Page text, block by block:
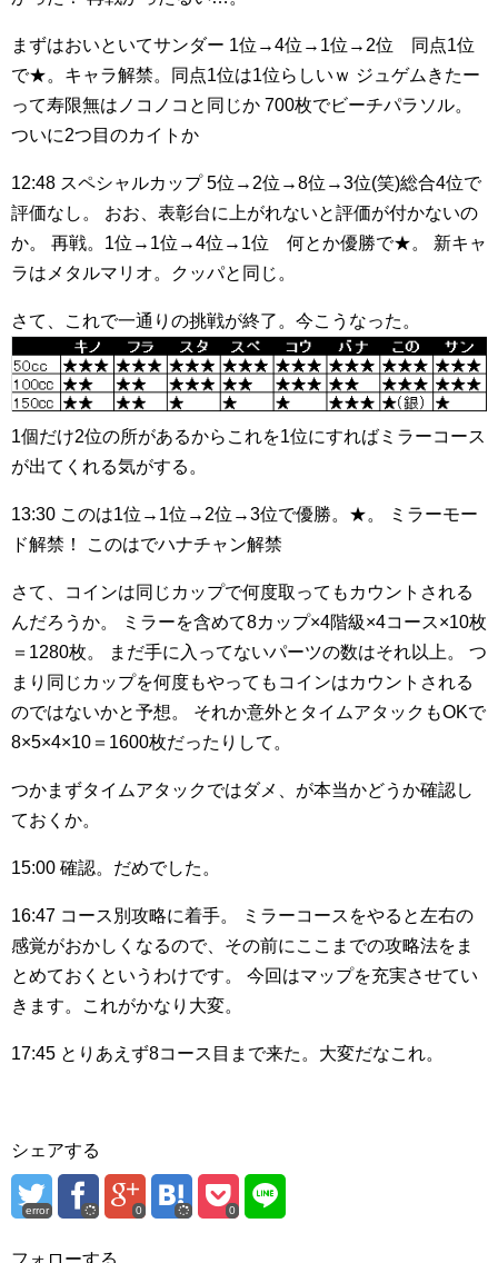
まずはおいといてサンダー 1位→4位→1位→2位 同点1位
で★。キャラ解禁。同点1位は1位らしいｗ ジュゲムきたー
って寿限無はノコノコと同じか 700枚でビーチパラソル。
ついに2つ目のカイトか
12:48 スペシャルカップ5位→2位→8位→3位(笑)総合4位で
評価なし。
おお、表彰台に上がれないと評価が付かないの
か。
再戦。1位→1位→4位→1位 何とか優勝で★。
新キャ
ラはメタルマリオ。クッパと同じ。
さて、これで一通りの挑戦が終了。今こうなった。
1個だけ2位の所があるからこれを1位にすればミラーコース
が出てくれる気がする。
13:30 このは1位→1位→2位→3位で優勝。★。
ミラーモー
ド解禁！
このはでハナチャン解禁
さて、コインは同じカップで何度取ってもカウントされる
んだろうか。
ミラーを含めて8カップ×4階級×4コース×10枚
＝1280枚。
まだ手に入ってないパーツの数はそれ以上。
つ
まり同じカップを何度もやってもコインはカウントされる
のではないかと予想。
それか意外とタイムアタックもOKで
8×5×4×10＝1600枚だったりして。
つかまずタイムアタックではダメ、が本当かどうか確認し
ておくか。
15:00 確認。だめでした。
16:47 コース別攻略に着手。
ミラーコースをやると左右の
感覚がおかしくなるので、その前にここまでの攻略法をま
とめておくというわけです。
今回はマップを充実させてい
きます。これがかなり大変。
17:45 とりあえず8コース目まで来た。大変だなこれ。
シェアする
error 0 0